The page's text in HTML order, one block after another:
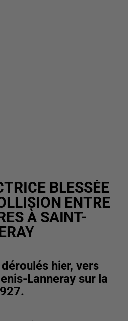
BLESSÉE
ENTRE
À SAINT-
hier, vers
Lanneray sur la